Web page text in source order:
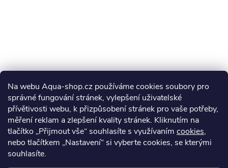
Na webu Aqua-shop.cz používáme cookies soubory pro
správné fungování stránek, vylepšení uživatelské
přívětivosti webu, k přizpůsobení stránek pro vaše potřeby,
měření reklam a zlepšení kvality stránek. Kliknutím na
tlačítko „Přijmout vše“ souhlasíte s využívaním cookies,
nebo tlačítkem „Nastavení“ si vyberte cookies, se kterými
souhlasíte.